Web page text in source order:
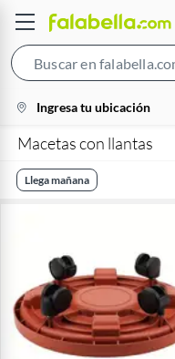
location-
icon
Ingresa tu ubicación
Macetas con llantas
Llega mañana